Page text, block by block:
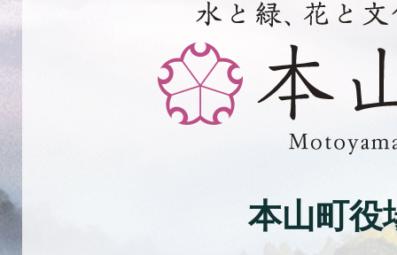
水
緑、
花
と
化
の
本山町役